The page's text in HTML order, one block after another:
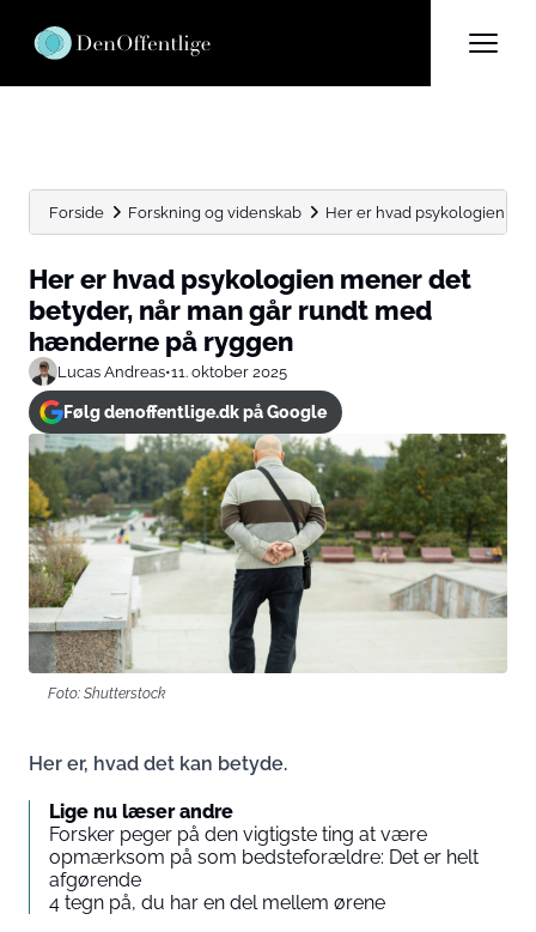
Forside Forskning og videnskab Her er hvad psykologien
Her er hvad psykologien mener det
betyder, når man går rundt med
hænderne på ryggen
Lucas Andreas•11. oktober 2025
Følg denoffentlige.dk på Google
Foto: Shutterstock
Her er, hvad det kan betyde.
Lige nu læser andre
Forsker peger på den vigtigste ting at være
opmærksom på som bedsteforældre: Det er helt
afgørende
4 tegn på, du har en del mellem ørene